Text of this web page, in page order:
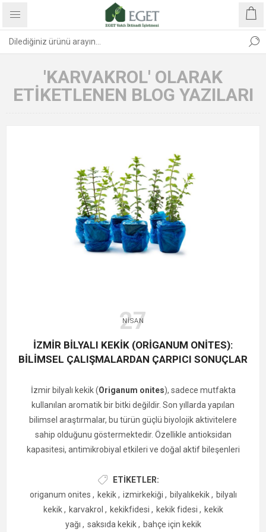
'KARVAKROL' OLARAK
ETIKETLENEN BLOG YAZILARI
27
NISAN
İZMIR BILYALI KEKIK (ORIGANUM ONITES):
BILIMSEL ÇALIŞMALARDAN ÇARPICI SONUÇLAR
İzmir bilyalı kekik (Origanum onites), sadece mutfakta
kullanılan aromatik bir bitki değildir. Son yıllarda yapılan
bilimsel araştırmalar, bu türün güçlü biyolojik aktivitelere
sahip olduğunu göstermektedir. Özellikle antioksidan
kapasitesi, antimikrobiyal etkileri ve doğal aktif bileşenleri
ETIKETLER:
origanum onites , kekik , izmirkekiği , bilyalıkekik , bilyalı
kekik , karvakrol , kekikfidesi , kekik fidesi , kekik
yağı , saksıda kekik , bahçe için kekik